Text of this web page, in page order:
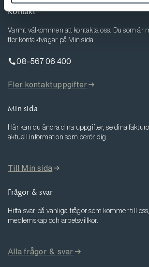
Kontakt
Varmt välkommen att kontakta oss. Du som är
fler kontaktvägar på Min sida.
08-567 06 400
Fler kontaktuppgifter
Min sida
Här kan du ändra dina uppgifter, se dina
aktuell information som berör dig.
Till Min sida
Frågor & svar
Hitta svar på vanliga frågor som kommer till
medlemskap och arbetsvillkor.
Alla frågor & svar